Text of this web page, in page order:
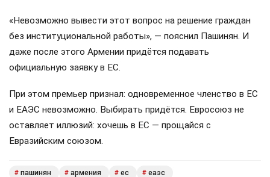
«Невозможно вывести этот вопрос на решение граждан
без институциональной работы», — пояснил Пашинян. И
даже после этого Армении придётся подавать
официальную заявку в ЕС.
При этом премьер признал: одновременное членство в ЕС
и ЕАЭС невозможно. Выбирать придётся. Евросоюз не
оставляет иллюзий: хочешь в ЕС — прощайся с
Евразийским союзом.
# пашинян # армения # ес # еаэс